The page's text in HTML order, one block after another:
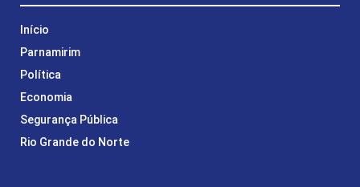
Início
Parnamirim
Política
Economia
Segurança Pública
Rio Grande do Norte